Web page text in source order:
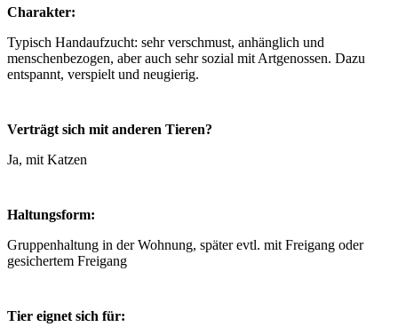
Charakter:
Typisch Handaufzucht: sehr verschmust, anhänglich und
menschenbezogen, aber auch sehr sozial mit Artgenossen. Dazu
entspannt, verspielt und neugierig.
Verträgt sich mit anderen Tieren?
Ja, mit Katzen
Haltungsform:
Gruppenhaltung in der Wohnung, später evtl. mit Freigang oder
gesichertem Freigang
Tier eignet sich für: